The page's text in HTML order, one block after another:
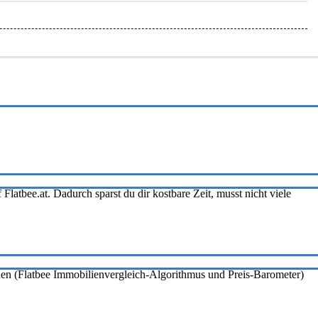
Dadurch sparst du dir kostbare Zeit, musst nicht viele
(Flatbee Immobilienvergleich-Algorithmus und Preis-Barometer)